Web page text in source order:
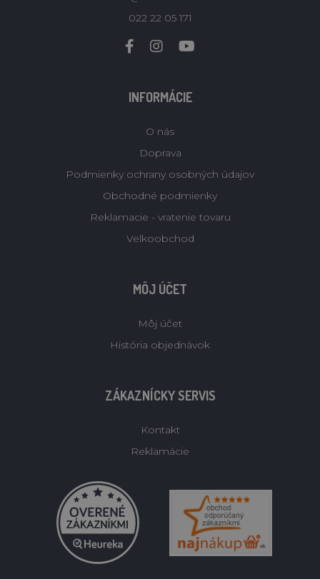
022 22 05 171
INFORMÁCIE
O nás
Doprava
Podmienky ochrany osobných údajov
Obchodné podmienky
Reklamacie - vratenie tovaru
Velkoobchod
MÔJ ÚČET
Môj účet
História objednávok
ZÁKAZNÍCKY SERVIS
Kontakt
Reklamácie